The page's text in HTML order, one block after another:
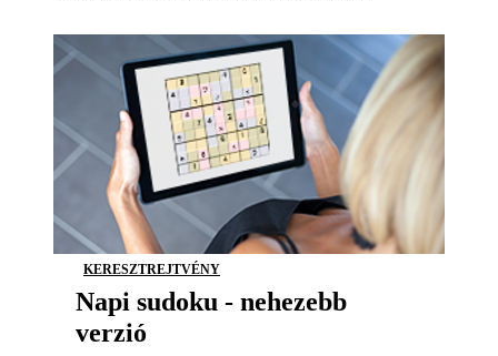
KERESZTREJTVÉNY
Napi sudoku - nehezebb
verzió